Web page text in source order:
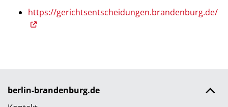
https://gerichtsentscheidungen.brandenburg.de/
berlin-brandenburg.de